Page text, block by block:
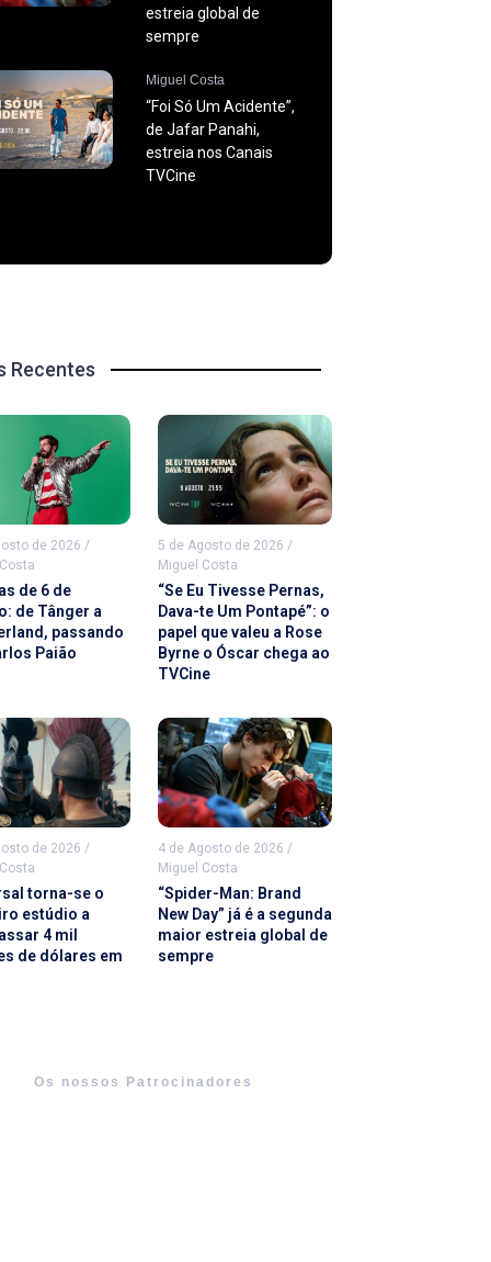
estreia global de
sempre
Miguel Costa
“Foi Só Um Acidente”,
de Jafar Panahi,
estreia nos Canais
TVCine
Recentes
de 2026 /
de 6 de
de Tânger a
passando
Paião
5 de Agosto de 2026 /
Miguel Costa
“Se Eu Tivesse Pernas,
Dava-te Um Pontapé”: o
papel que valeu a Rose
Byrne o Óscar chega ao
TVCine
de 2026 /
torna-se o
estúdio a
4 mil
de dólares em
4 de Agosto de 2026 /
Miguel Costa
“Spider-Man: Brand
New Day” já é a segunda
maior estreia global de
sempre
Os nossos Patrocinadores